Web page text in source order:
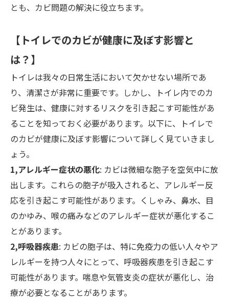
とも、カビ問題の解決に役立ちます。
【トイレでのカビが健康に及ぼす影響と
は？】
トイレは我々の日常生活において欠かせない場所であ
り、清潔さが非常に重要です。しかし、トイレ内でのカ
ビ発生は、健康に対するリスクを引き起こす可能性があ
ることを知っておく必要があります。以下に、トイレで
のカビが健康に及ぼす影響について詳しく見ていきまし
ょう。
1,アレルギー症状の悪化: カビは微細な胞子を空気中に放
出します。これらの胞子が吸入されると、アレルギー反
応を引き起こす可能性があります。くしゃみ、鼻水、目
のかゆみ、喉の痛みなどのアレルギー症状が悪化するこ
とがあります。
2,呼吸器疾患: カビの胞子は、特に免疫力の低い人々やア
レルギーを持つ人々にとって、呼吸器疾患を引き起こす
可能性があります。喘息や気管支炎の症状が悪化し、治
療が必要となることがあります。